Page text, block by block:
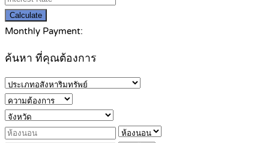
Calculate
Monthly Payment:
ค้นหา ที่คุณต้องการ